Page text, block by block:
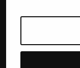
Neurologinen